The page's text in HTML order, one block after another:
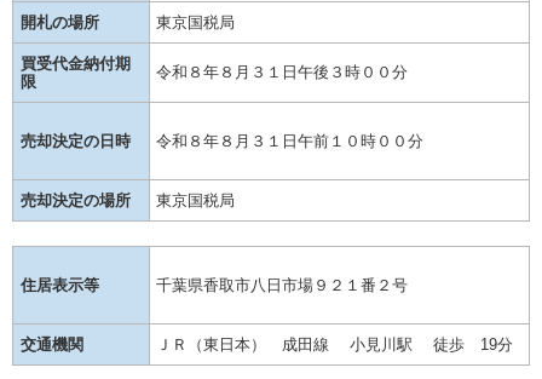
開札の場所 東京国税局
買受代金納付期
限
令和８年８月３１日午後３時００分
売却決定の日時 令和８年８月３１日午前１０時００分
売却決定の場所 東京国税局
住居表示等 千葉県香取市八日市場９２１番２号
交通機関 ＪＲ（東日本） 成田線 小見川駅 徒歩 19分